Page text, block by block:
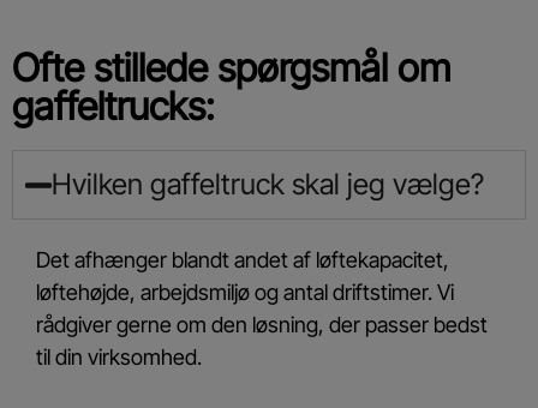
Ofte stillede spørgsmål om
gaffeltrucks:
Hvilken gaffeltruck skal jeg vælge?
Det afhænger blandt andet af løftekapacitet,
løftehøjde, arbejdsmiljø og antal driftstimer. Vi
rådgiver gerne om den løsning, der passer bedst
til din virksomhed.